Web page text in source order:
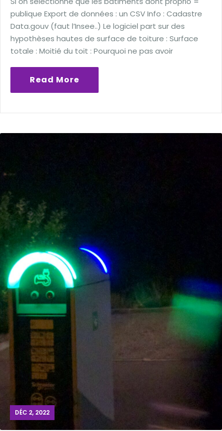
publique Export de données : un CSV Info : Cadastre
Data.gouv (faut l’Insee..) Le logiciel part sur des
hypothèses hautes de surface de toiture : Surface
totale : Moitié du toit : Pourquoi ne pas avoir
Read More
DÉC 2, 2022